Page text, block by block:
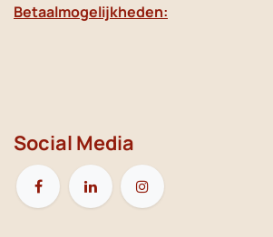
Betaalmogelijkheden:
Social Media